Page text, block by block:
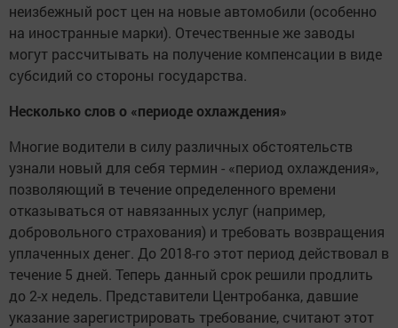
неизбежный рост цен на новые автомобили (особенно
на иностранные марки). Отечественные же заводы
могут рассчитывать на получение компенсации в виде
субсидий со стороны государства.
Несколько слов о «периоде охлаждения»
Многие водители в силу различных обстоятельств
узнали новый для себя термин - «период охлаждения»,
позволяющий в течение определенного времени
отказываться от навязанных услуг (например,
добровольного страхования) и требовать возвращения
уплаченных денег. До 2018-го этот период действовал в
течение 5 дней. Теперь данный срок решили продлить
до 2-х недель. Представители Центробанка, давшие
указание зарегистрировать требование, считают этот